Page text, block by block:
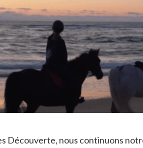
Découverte, nous continuons